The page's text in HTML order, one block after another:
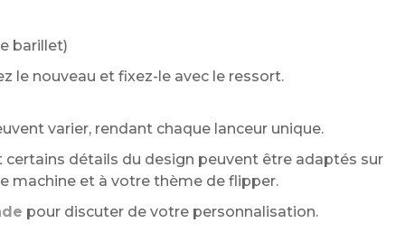
barillet)
le nouveau et fixez-le avec le ressort.
varier, rendant chaque lanceur unique.
certains détails du design peuvent être adaptés sur
machine et à votre thème de flipper.
pour discuter de votre personnalisation.